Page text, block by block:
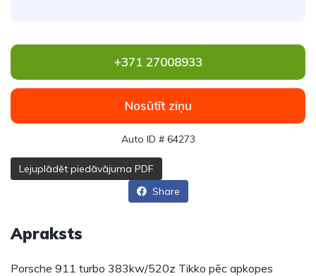
+371 27008933
Nosūtīt ziņu
Auto ID # 64273
Lejuplādēt piedāvājuma PDF
Share
Apraksts
Porsche 911 turbo 383kw/520z Tikko pēc apkopes